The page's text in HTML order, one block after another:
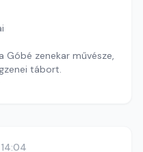
Góbé zenekar művésze,
tábort.
14:04